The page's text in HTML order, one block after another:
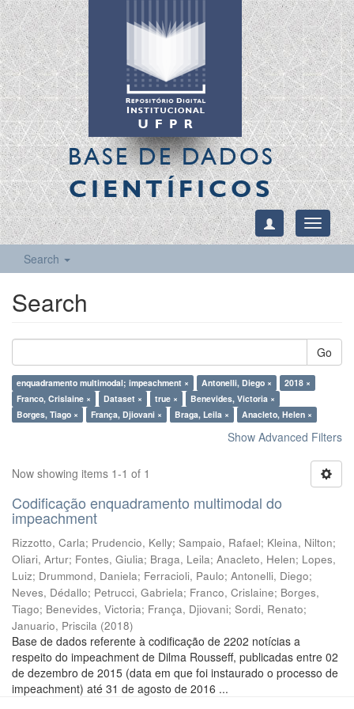
BASE DE DADOS
CIENTÍFICOS
Toggle
Search
Search
Go
enquadramento multimodal; impeachment × Antonelli, Diego ×
2018 ×
Franco, Crislaine ×
Dataset × true ×
Benevides, Victoria ×
Borges, Tiago ×
França, Djiovani × Braga, Leila × Anacleto, Helen ×
Show Advanced Filters
Now showing items 1-1 of 1
Codificação enquadramento multimodal do
impeachment
Rizzotto, Carla; Prudencio, Kelly; Sampaio, Rafael; Kleina, Nilton;
Oliari, Artur; Fontes, Giulia; Braga, Leila; Anacleto, Helen; Lopes,
Luiz; Drummond, Daniela; Ferracioli, Paulo; Antonelli, Diego;
Neves, Dédallo; Petrucci, Gabriela; Franco, Crislaine; Borges,
Tiago; Benevides, Victoria; França, Djiovani; Sordi, Renato;
Januario, Priscila (2018)
Base de dados referente à codificação de 2202 notícias a
respeito do impeachment de Dilma Rousseff, publicadas entre 02
de dezembro de 2015 (data em que foi instaurado o processo de
impeachment) até 31 de agosto de 2016 ...